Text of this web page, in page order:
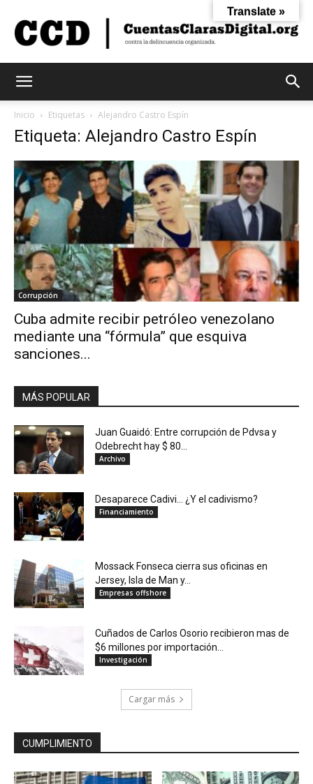
Digital
Inicio Etiquetas Alejandro Castro Espín
Etiqueta: Alejandro Castro Espín
Corrupción
Cuba admite recibir petróleo venezolano
mediante una “fórmula” que esquiva
sanciones...
MÁS POPULAR
Juan Guaidó: Entre corrupción de Pdvsa y
Odebrecht hay $ 80...
Archivo
Desaparece Cadivi… ¿Y el cadivismo?
Financiamiento
Mossack Fonseca cierra sus oficinas en
Jersey, Isla de Man y...
Empresas offshore
Cuñados de Carlos Osorio recibieron mas de
$6 millones por importación...
Investigación
Cargar más
CUMPLIMIENTO
Translate »